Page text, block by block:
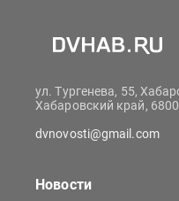
ул. Тургенева, 55,
Хабаровский край,
dvnovosti@gmail.com
Новости